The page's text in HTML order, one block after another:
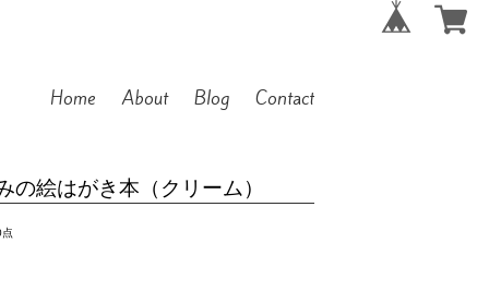
Home About Blog Contact
の絵はがき本（クリーム）